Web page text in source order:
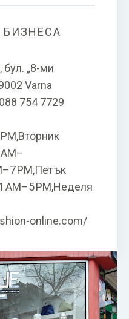
бул. „8-ми
Varna
088 754 7729
PM,Петък
AM–5 PM,Неделя
online.com/